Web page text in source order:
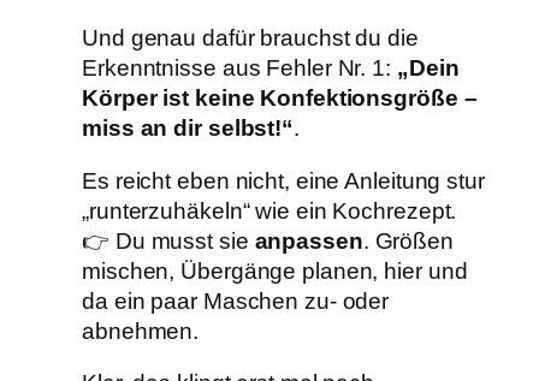
Und genau dafür brauchst du die
Erkenntnisse aus Fehler Nr. 1: „Dein
Körper ist keine Konfektionsgröße –
miss an dir selbst!“.
Es reicht eben nicht, eine Anleitung stur
„runterzuhäkeln“ wie ein Kochrezept.
👉 Du musst sie anpassen. Größen
mischen, Übergänge planen, hier und
da ein paar Maschen zu- oder
abnehmen.